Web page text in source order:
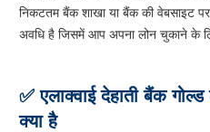
निकटतम बैंक शाखा या बैंक की वेबसाइट पर
अवधि है जिसमें आप अपना लोन चुकाने के
✅ एलाक्वाई देहाती बैंक
क्या है